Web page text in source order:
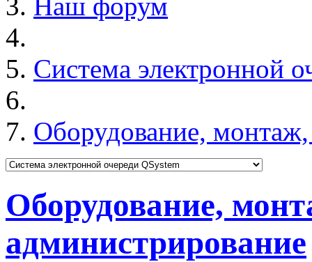
Система электронной
Оборудование,
Оборудование,
администрирование